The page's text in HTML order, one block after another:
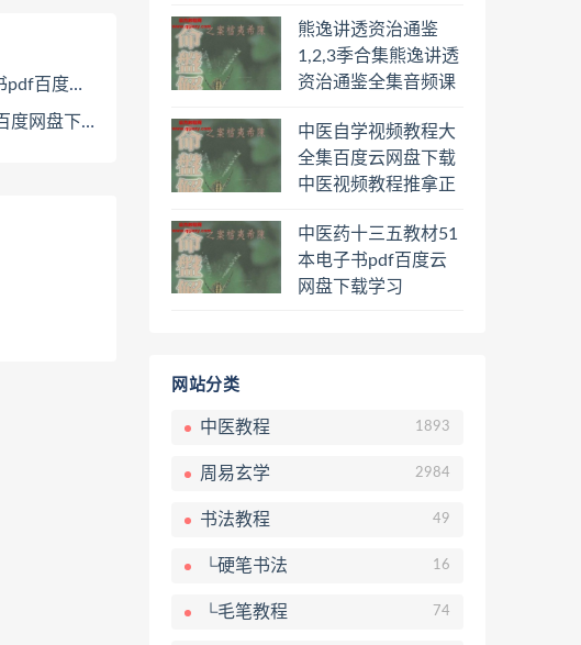
下载学习
下载学习
载学习
熊逸讲透资治通鉴
1,2,3季合集熊逸讲透
资治通鉴全集音频课
一二三辑合集百度云
网盘下载学习
中医自学视频教程大
全集百度云网盘下载
中医视频教程推拿正
经络脉诊面诊舌诊手
诊私密终身会员百度
网盘共享群
中医药十三五教材51
本电子书pdf百度云
网盘下载学习
网站分类
中医教程 1893
周易玄学 2984
书法教程 49
└硬笔书法 16
└毛笔教程 74